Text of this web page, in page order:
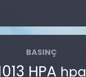
BASINÇ
HPA hpa